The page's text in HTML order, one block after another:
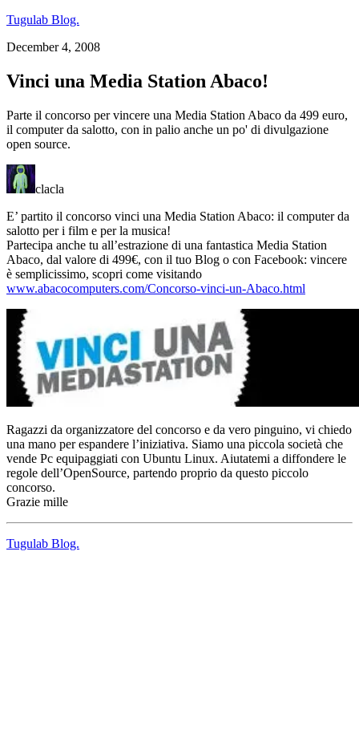
Tugulab Blog.
December 4, 2008
Vinci una Media Station Abaco!
Parte il concorso per vincere una Media Station Abaco da 499 euro,
il computer da salotto, con in palio anche un po' di divulgazione
open source.
clacla
E’ partito il concorso vinci una Media Station Abaco: il computer da
salotto per i film e per la musica!
Partecipa anche tu all’estrazione di una fantastica Media Station
Abaco, dal valore di 499€, con il tuo Blog o con Facebook: vincere
è semplicissimo, scopri come visitando
www.abacocomputers.com/Concorso-vinci-un-Abaco.html
Ragazzi da organizzatore del concorso e da vero pinguino, vi chiedo
una mano per espandere l’iniziativa. Siamo una piccola società che
vende Pc equipaggiati con Ubuntu Linux. Aiutatemi a diffondere le
regole dell’OpenSource, partendo proprio da questo piccolo
concorso.
Grazie mille
Tugulab Blog.